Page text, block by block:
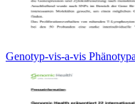
Genotyp-vis-a-vis